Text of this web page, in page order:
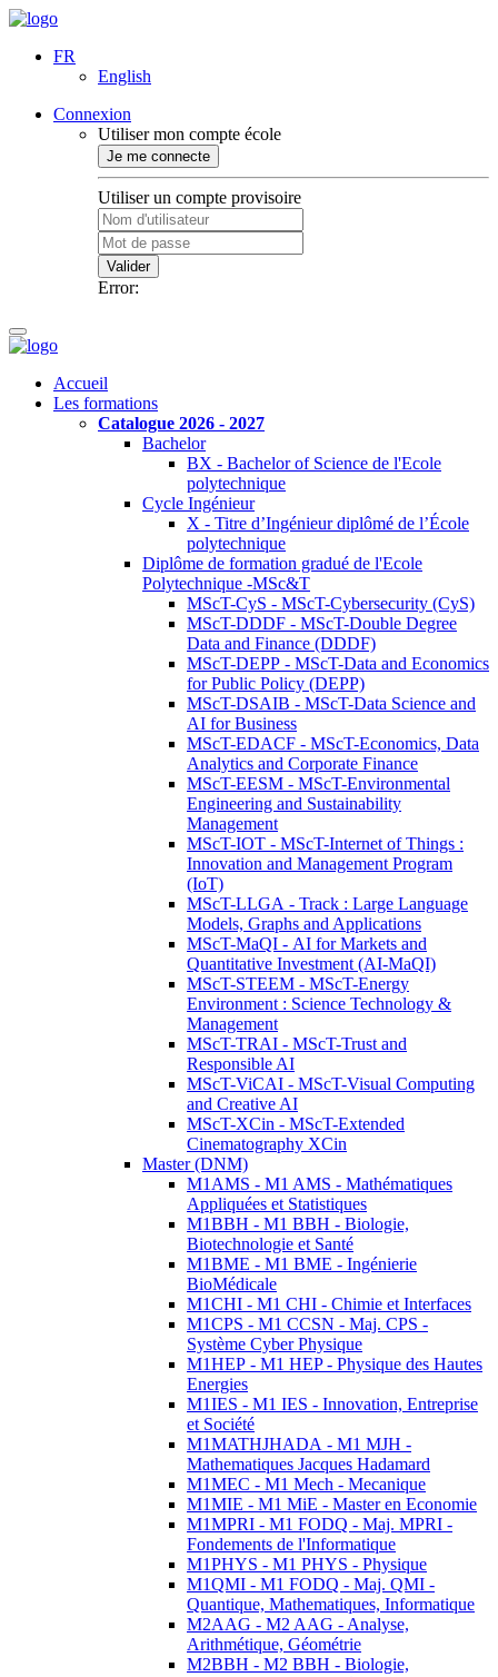
FR
English
Connexion
Utiliser mon compte école
Je me connecte
Utiliser un compte provisoire
Valider
Error:
Accueil
Les formations
Catalogue 2026 - 2027
Bachelor
BX - Bachelor of Science de l'Ecole
polytechnique
Cycle Ingénieur
X - Titre d’Ingénieur diplômé de l’École
polytechnique
Diplôme de formation gradué de l'Ecole
Polytechnique -MSc&T
MScT-CyS - MScT-Cybersecurity (CyS)
MScT-DDDF - MScT-Double Degree
Data and Finance (DDDF)
MScT-DEPP - MScT-Data and Economics
for Public Policy (DEPP)
MScT-DSAIB - MScT-Data Science and
AI for Business
MScT-EDACF - MScT-Economics, Data
Analytics and Corporate Finance
MScT-EESM - MScT-Environmental
Engineering and Sustainability
Management
MScT-IOT - MScT-Internet of Things :
Innovation and Management Program
(IoT)
MScT-LLGA - Track : Large Language
Models, Graphs and Applications
MScT-MaQI - AI for Markets and
Quantitative Investment (AI-MaQI)
MScT-STEEM - MScT-Energy
Environment : Science Technology &
Management
MScT-TRAI - MScT-Trust and
Responsible AI
MScT-ViCAI - MScT-Visual Computing
and Creative AI
MScT-XCin - MScT-Extended
Cinematography XCin
Master (DNM)
M1AMS - M1 AMS - Mathématiques
Appliquées et Statistiques
M1BBH - M1 BBH - Biologie,
Biotechnologie et Santé
M1BME - M1 BME - Ingénierie
BioMédicale
M1CHI - M1 CHI - Chimie et Interfaces
M1CPS - M1 CCSN - Maj. CPS -
Système Cyber Physique
M1HEP - M1 HEP - Physique des Hautes
Energies
M1IES - M1 IES - Innovation, Entreprise
et Société
M1MATHJHADA - M1 MJH -
Mathematiques Jacques Hadamard
M1MEC - M1 Mech - Mecanique
M1MIE - M1 MiE - Master en Economie
M1MPRI - M1 FODQ - Maj. MPRI -
Fondements de l'Informatique
M1PHYS - M1 PHYS - Physique
M1QMI - M1 FODQ - Maj. QMI -
Quantique, Mathematiques, Informatique
M2AAG - M2 AAG - Analyse,
Arithmétique, Géométrie
M2BBH - M2 BBH - Biologie,